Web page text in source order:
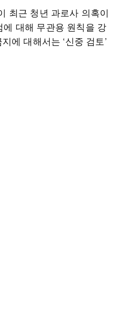
최근 청년 과로사 의혹이
대해 무관용 원칙을 강
에 대해서는 ‘신중 검토’